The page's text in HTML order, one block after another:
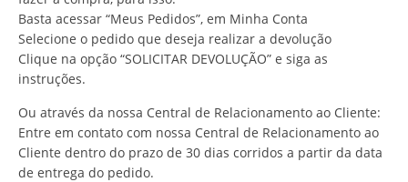
Basta acessar “Meus Pedidos”, em Minha Conta
Selecione o pedido que deseja realizar a devolução
Clique na opção “SOLICITAR DEVOLUÇÃO” e siga as
instruções.
Ou através da nossa Central de Relacionamento ao Cliente:
Entre em contato com nossa Central de Relacionamento ao
Cliente dentro do prazo de 30 dias corridos a partir da data
de entrega do pedido.